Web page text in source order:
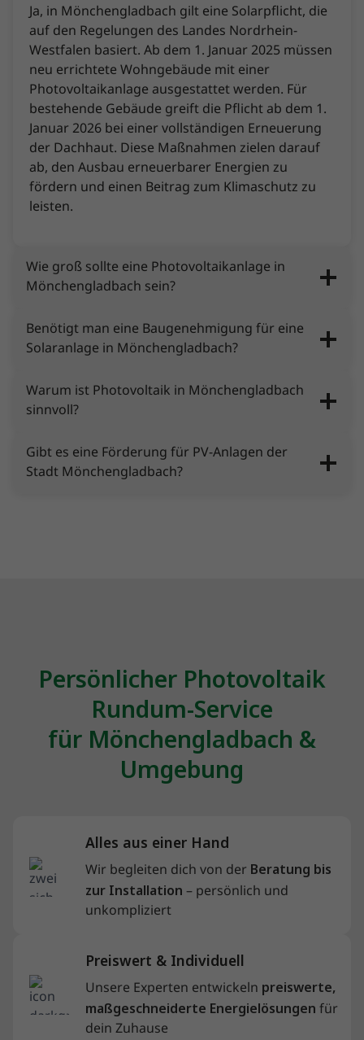
Ja, in Mönchengladbach gilt eine Solarpflicht, die
auf den Regelungen des Landes Nordrhein-
Westfalen basiert. Ab dem 1. Januar 2025 müssen
neu errichtete Wohngebäude mit einer
Photovoltaikanlage ausgestattet werden. Für
bestehende Gebäude greift die Pflicht ab dem 1.
Januar 2026 bei einer vollständigen Erneuerung
der Dachhaut. Diese Maßnahmen zielen darauf
ab, den Ausbau erneuerbarer Energien zu
fördern und einen Beitrag zum Klimaschutz zu
leisten.
Wie groß sollte eine Photovoltaikanlage in
Mönchengladbach sein?
Benötigt man eine Baugenehmigung für eine
Solaranlage in Mönchengladbach?
Warum ist Photovoltaik in Mönchengladbach
sinnvoll?
Gibt es eine Förderung für PV-Anlagen der
Stadt Mönchengladbach?
Persönlicher Photovoltaik
Rundum-Service
für Mönchengladbach &
Umgebung
Alles aus einer Hand
Wir begleiten dich von der Beratung bis
zur Installation – persönlich und
unkompliziert
Preiswert & Individuell
Unsere Experten entwickeln preiswerte,
maßgeschneiderte Energielösungen für
dein Zuhause